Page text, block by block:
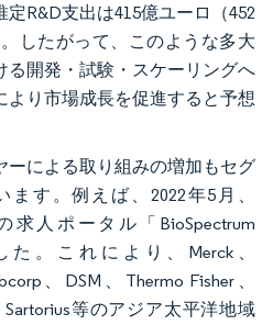
R&D支出は415億ユーロ（452
したがって、このような多大
る開発・試験・スケーリングへ
り市場成長を促進すると予想
ーによる取り組みの増加もセグ
す。例えば、2022年5月、
求人ポータル「BioSpectrum
。これにより、Merck、
、DSM、Thermo Fisher、
Sartorius等のアジア太平洋地域